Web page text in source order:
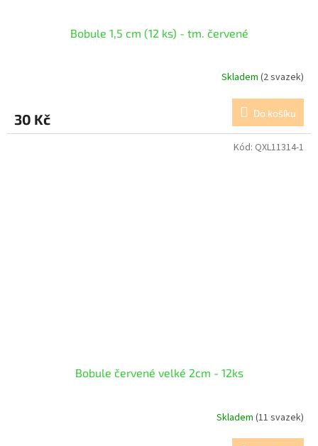
Bobule 1,5 cm (12 ks) - tm. červené
Skladem (2 svazek)
30 Kč Do košíku
Bobule červené velké 2cm - 12ks
Skladem (11 svazek)
Kód: QXL11314-1